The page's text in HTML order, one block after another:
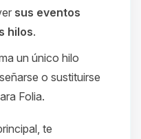
sus eventos
hilos.
un único hilo
o sustituirse
Folia.
te